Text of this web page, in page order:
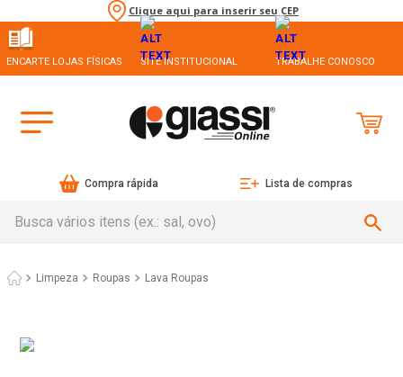
Clique aqui para inserir seu CEP
ENCARTE LOJAS FÍSICAS SITE INSTITUCIONAL TRABALHE CONOSCO
Compra rápida Lista de compras
Limpeza Roupas Lava Roupas